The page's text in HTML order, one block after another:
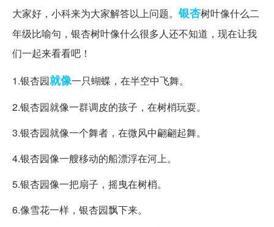
大家好，小科来为大家解答以上问题。银杏树叶像什么二
年级比喻句，银杏树叶像什么很多人还不知道，现在让我
们一起来看看吧！
1.银杏园就像一只蝴蝶，在半空中飞舞。
2.银杏园就像一群调皮的孩子，在树梢玩耍。
3.银杏园就像一个舞者，在微风中翩翩起舞。
4.银杏园像一艘移动的船漂浮在河上。
5.银杏园像一把扇子，摇曳在树梢。
6.像雪花一样，银杏园飘下来。